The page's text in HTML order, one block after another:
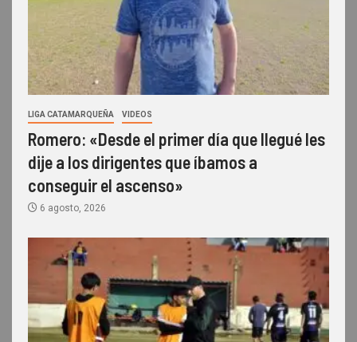
LIGA CATAMARQUEÑA VIDEOS
Romero: «Desde el primer día que llegué les
dije a los dirigentes que íbamos a
conseguir el ascenso»
6 agosto, 2026